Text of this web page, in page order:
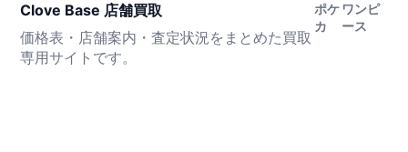
Clove Base 店舗買取
価格表・店舗案内・査定状況をまとめた買取
専用サイトです。
ポケ
カ
ワンピ
ース